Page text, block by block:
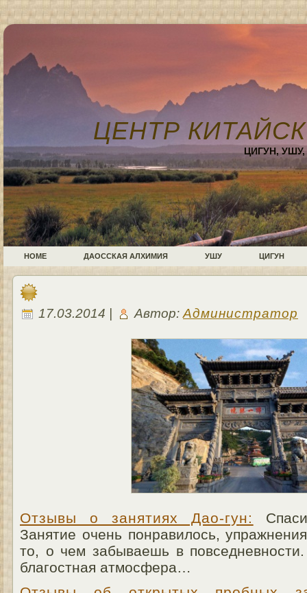
ЦЕНТР
ЦИГУН,
HOME ДАОССКАЯ АЛХИМИЯ УШУ ЦИГУН
17.03.2014 | Автор: Администратор
Отзывы о занятиях Дао-гун:
Занятие очень понравилось,
то, о чем забываешь в
благостная атмосфера…